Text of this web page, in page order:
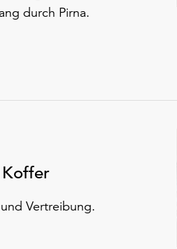
durch Pirna.
Vertreibung.